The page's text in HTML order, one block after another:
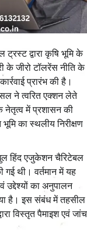
द्वारा कृषि भूमि के
के जीरो टॉलरेंस नीति के
प्रारंभ की है।
ने त्वरित एक्शन लेते
नेतृत्व में प्रशासन की
का स्थलीय निरीक्षण
हिंद एजुकेशन चैरिटेबल
गई थी। वर्तमान में यह
उद्देश्यों का अनुपालन
है। इस संबंध में तहसील
विस्तृत पैमाइश एवं जांच